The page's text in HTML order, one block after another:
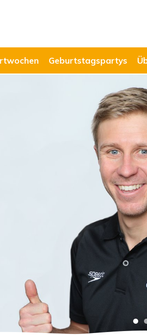
Geburtstagspartys